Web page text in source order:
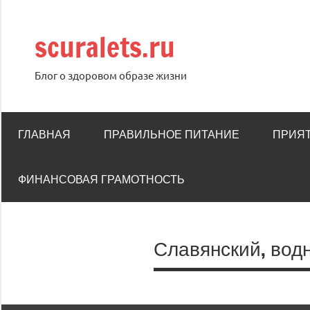
содержимому
scuralets.ru
Блог о здоровом образе жизни
ГЛАВНАЯ ПРАВИЛЬНОЕ ПИТАНИЕ
ФИНАНСОВАЯ ГРАМОТНОСТЬ
Славянский,